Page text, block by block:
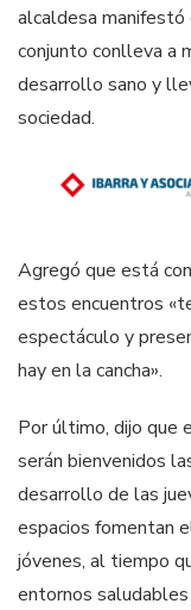
alcaldesa manifestó
conjunto conlleva a
desarrollo sano y
sociedad.
Agregó que está
estos encuentros
espectáculo y
hay en la cancha».
Por último, dijo que
serán bienvenidos
desarrollo de las
espacios fomentan
jóvenes, al tiempo
entornos